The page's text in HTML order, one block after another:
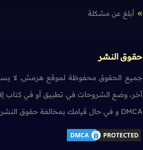
أبلغ عن مشكلة
حقوق النشر
جميع الحقوق محفوظة لموقع هرمش. لا
آخر، وضع الشروحات في تطبيق أو في كتاب
DMCA و في حال قيامك بمخالفة حقوق النشر سنضطر آسفين لاتخاذ الإجراءات اللازمة.